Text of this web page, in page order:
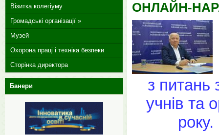
ОНЛАЙН-
з питань
учнів та
Візитка колегіуму
Громадські організації »
Музей
Охорона праці і техніка безпеки
Сторінка директора
Банери